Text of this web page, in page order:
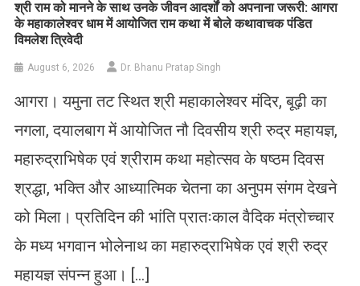
​श्री राम को मानने के साथ उनके जीवन आदर्शों को अपनाना जरूरी: आगरा
के महाकालेश्वर धाम में आयोजित राम कथा में बोले कथावाचक पंडित
विमलेश त्रिवेदी
August 6, 2026 Dr. Bhanu Pratap Singh
आगरा। यमुना तट स्थित श्री महाकालेश्वर मंदिर, बूढ़ी का
नगला, दयालबाग में आयोजित नौ दिवसीय श्री रुद्र महायज्ञ,
महारुद्राभिषेक एवं श्रीराम कथा महोत्सव के षष्ठम दिवस
श्रद्धा, भक्ति और आध्यात्मिक चेतना का अनुपम संगम देखने
को मिला। प्रतिदिन की भांति प्रातःकाल वैदिक मंत्रोच्चार
के मध्य भगवान भोलेनाथ का महारुद्राभिषेक एवं श्री रुद्र
महायज्ञ संपन्न हुआ। […]